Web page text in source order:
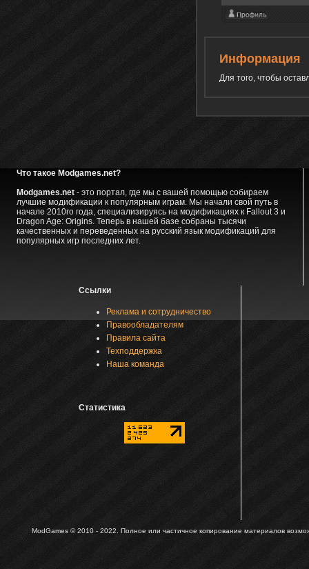
Информация
Для того, чтобы
Что такое Modgames.net?
Modgames.net- это портал, где мы с вашей помощью собираем
лучшие модификации к популярным играм. Мы начали свой путь в
начале 2010го года, специализируясь на модификациях к Fallout 3 и
Dragon Age: Origins. Теперь в нашей базе собраны тысячи
качественных и переведенных на русский язык модификаций для
популярных игр последних лет.
Ссылки
Реклама и сотрудничество
Правообладателям
Правила сайта
Техподдержка
Наша команда
Статистика
ModGames © 2010 - 2022. Полное или частичное копирование материалов